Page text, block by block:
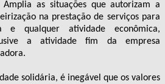
Amplia as situações que autorizam a
na prestação de serviços para
e qualquer atividade econômica,
a atividade fim da empresa
solidária, é inegável que os valores